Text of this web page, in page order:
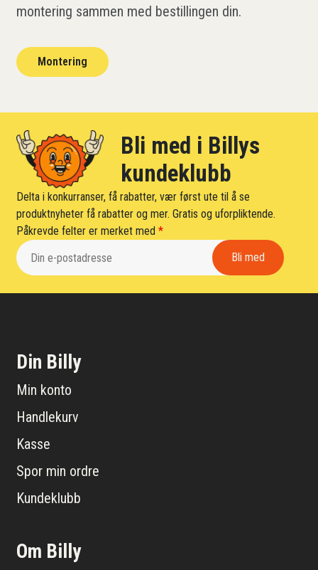
montering sammen med bestillingen din.
Montering
Bli med i Billys
kundeklubb
Delta i konkurranser, få rabatter, vær først ute til å se
produktnyheter få rabatter og mer. Gratis og uforpliktende.
Påkrevde felter er merket med*
Din Billy
Min konto
Handlekurv
Kasse
Spor min ordre
Kundeklubb
Om Billy